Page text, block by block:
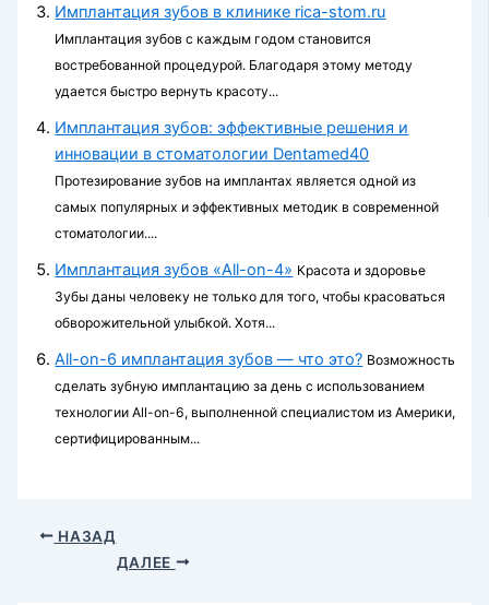
Имплантация зубов в клинике rica-stom.ru
Имплантация зубов с каждым годом становится
востребованной процедурой. Благодаря этому методу
удается быстро вернуть красоту...
Имплантация зубов: эффективные решения и
инновации в стоматологии Dentamed40
Протезирование зубов на имплантах является одной из
самых популярных и эффективных методик в современной
стоматологии....
Имплантация зубов «All-on-4» Красота и здоровье
Зубы даны человеку не только для того, чтобы красоваться
обворожительной улыбкой. Хотя...
All-on-6 имплантация зубов — что это? Возможность
сделать зубную имплантацию за день с использованием
технологии All-on-6, выполненной специалистом из Америки,
сертифицированным...
НАЗАД
ДАЛЕЕ